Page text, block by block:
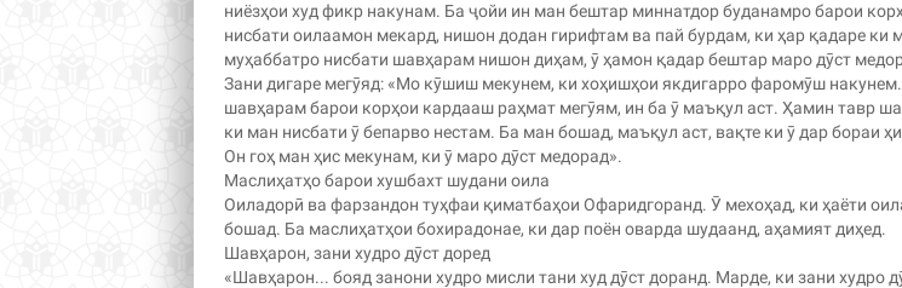
ниёзҳои худ фикр накунам. Ба ҷойи ин ман бештар миннатдор буданамро барои
нисбати оилаамон мекард, нишон додан гирифтам ва пай бурдам, ки ҳар қадаре ки
муҳаббатро нисбати шавҳарам нишон диҳам, ӯ ҳамон қадар бештар маро дӯст
Зани дигаре мегӯяд: «Мо кӯшиш мекунем, ки хоҳишҳои якдигарро фаромӯш
шавҳарам барои корҳои кардааш раҳмат мегӯям, ин ба ӯ маъқул аст. Ҳамин тавр
ки ман нисбати ӯ бепарво нестам. Ба ман бошад, маъқул аст, вақте ки ӯ дар бораи
Он гоҳ ман ҳис мекунам, ки ӯ маро дӯст медорад».
Маслиҳатҳо барои хушбахт шудани оила
Оиладорӣ ва фарзандон туҳфаи қиматбаҳои Офаридгоранд. Ӯ мехоҳад, ки ҳаёти
бошад. Ба маслиҳатҳои бохирадонае, ки дар поён оварда шудаанд, аҳамият диҳед.
Шавҳарон, зани худро дӯст доред
«Шавҳарон... бояд занони худро мисли тани худ дӯст доранд. Марде, ки зани худро